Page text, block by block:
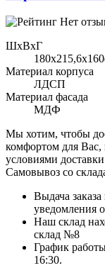
Нет
ШхВхГ
Материал корпуса
ЛДСП
Материал фасада
МДФ
Мы хотим, чтобы
комфортом для Вас,
условиями
Самовывоз со
Выдача
уведомления
Наш склад
склад №8
График
16:30.